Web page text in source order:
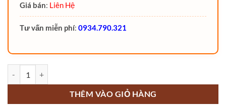
Giá bán: Liên Hệ
Tư vấn miễn phí: 0934.790.321
THÊM VÀO GIỎ HÀNG